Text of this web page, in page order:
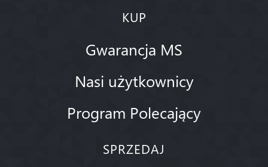
KUP
Gwarancja MS
Nasi użytkownicy
Program Polecający
SPRZEDAJ